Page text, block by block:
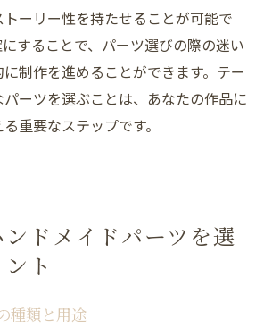
ーリー性を持たせることが可能で
することで、パーツ選びの際の迷い
制作を進めることができます。テー
ーツを選ぶことは、あなたの作品に
重要なステップです。
ドメイドパーツを選
ト
種類と用途